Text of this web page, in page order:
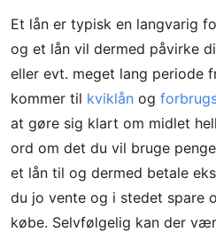
Et lån er typisk en langvarig
og et lån vil dermed påvirke
eller evt. meget lang periode
kommer til kviklån og
at gøre sig klart om midlet
ord om det du vil bruge
et lån til og dermed betale
du jo vente og i stedet spare
købe. Selvfølgelig kan der